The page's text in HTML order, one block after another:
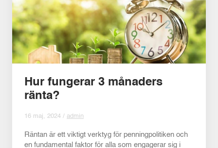
Hur fungerar 3 månaders
ränta?
16 maj, 2024 / admin
Räntan är ett viktigt verktyg för penningpolitiken och
en fundamental faktor för alla som engagerar sig i